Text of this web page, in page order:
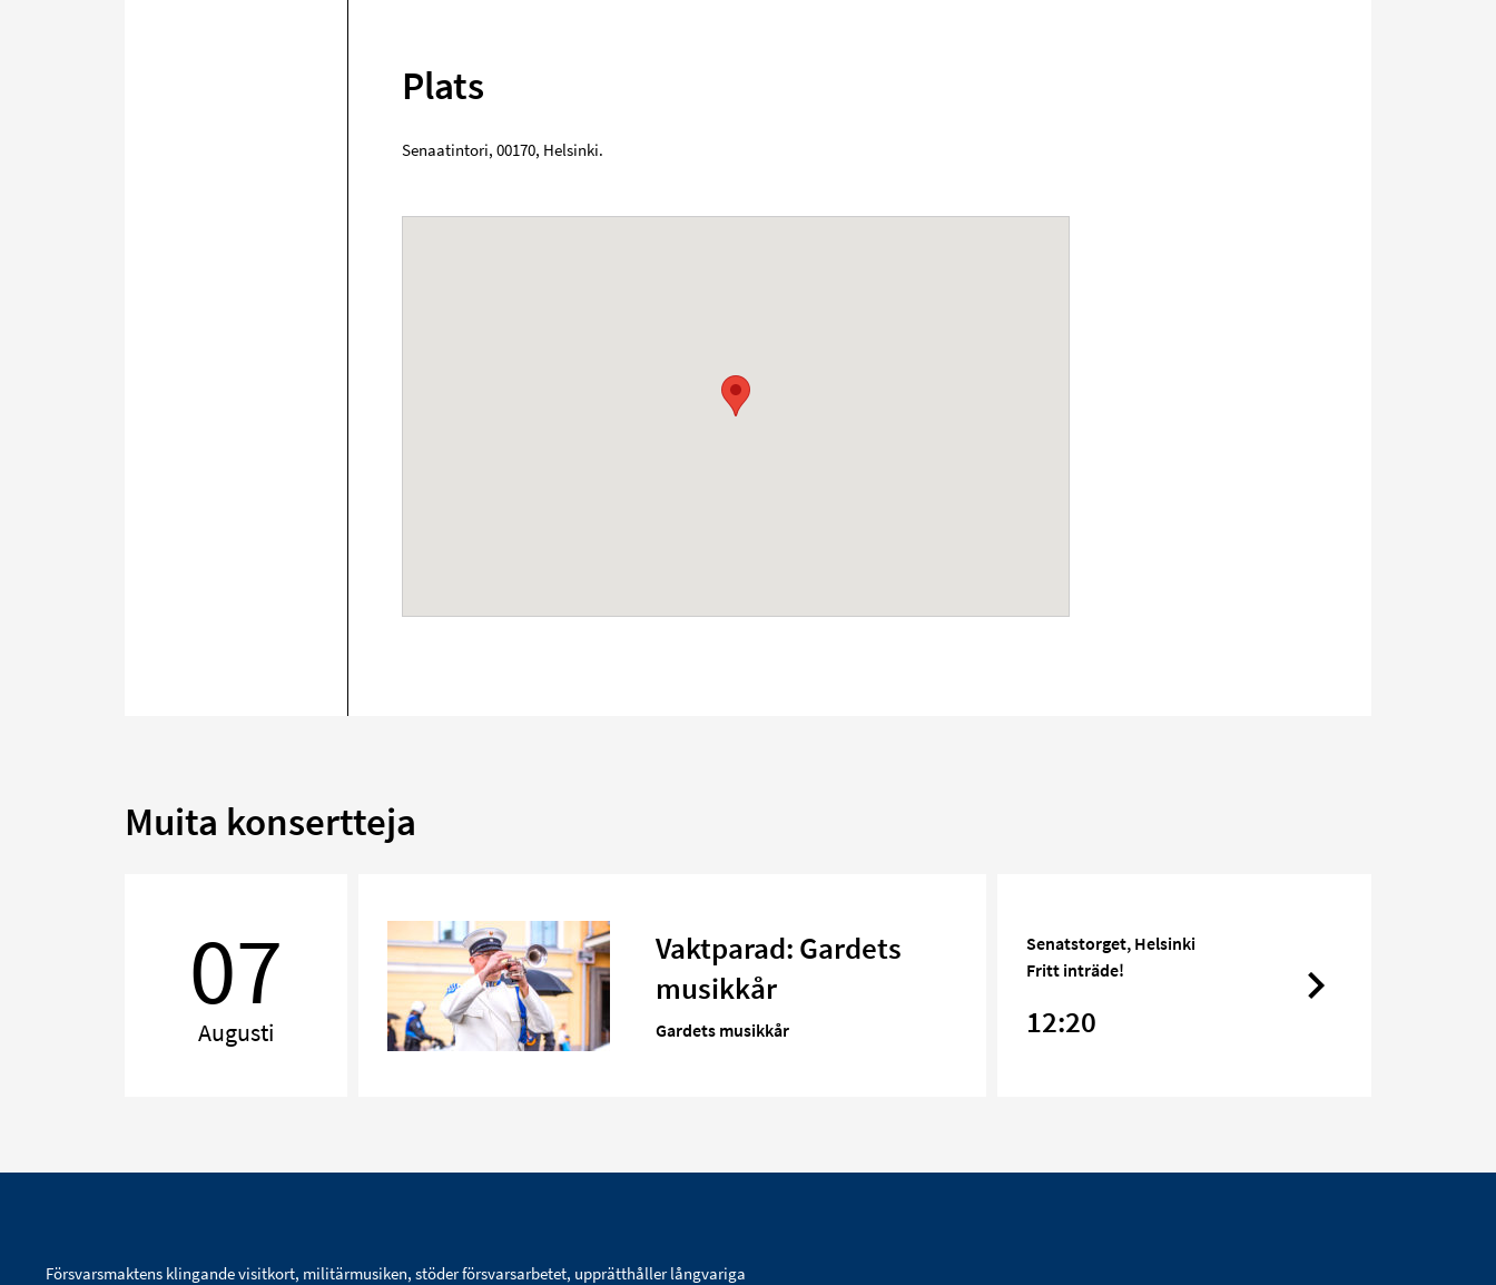
Plats
Senaatintori, 00170, Helsinki.
Muita konsertteja
07
Augusti
Vaktparad: Gardets
musikkår
Gardets musikkår
Senatstorget, Helsinki
Fritt inträde!
12:20
Försvarsmaktens klingande visitkort, militärmusiken, stöder försvarsarbetet, upprätthåller långvariga